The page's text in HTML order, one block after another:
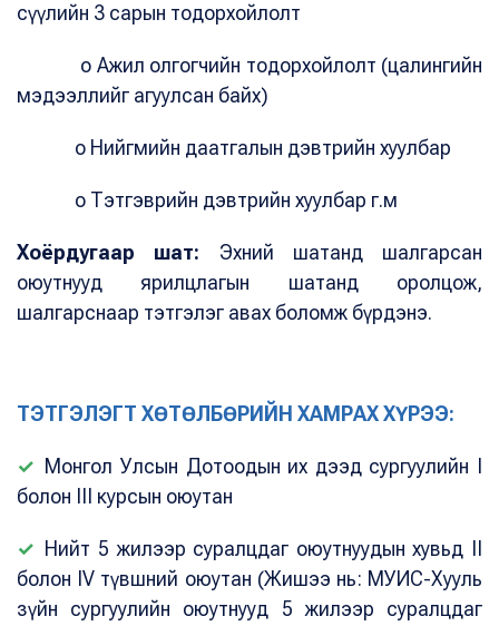
сүүлийн 3 сарын тодорхойлолт
o Ажил олгогчийн тодорхойлолт (цалингийн
мэдээллийг агуулсан байх)
o Нийгмийн даатгалын дэвтрийн хуулбар
o Тэтгэврийн дэвтрийн хуулбар г.м
Хоёрдугаар шат: Эхний шатанд шалгарсан
оюутнууд ярилцлагын шатанд оролцож,
шалгарснаар тэтгэлэг авах боломж бүрдэнэ.
ТЭТГЭЛЭГТ ХӨТӨЛБӨРИЙН ХАМРАХ ХҮРЭЭ:
✓ Монгол Улсын Дотоодын их дээд сургуулийн I
болон III курсын оюутан
✓ Нийт 5 жилээр суралцдаг оюутнуудын хувьд II
болон IV түвшний оюутан (Жишээ нь: МУИС-Хууль
зүйн сургуулийн оюутнууд 5 жилээр суралцдаг